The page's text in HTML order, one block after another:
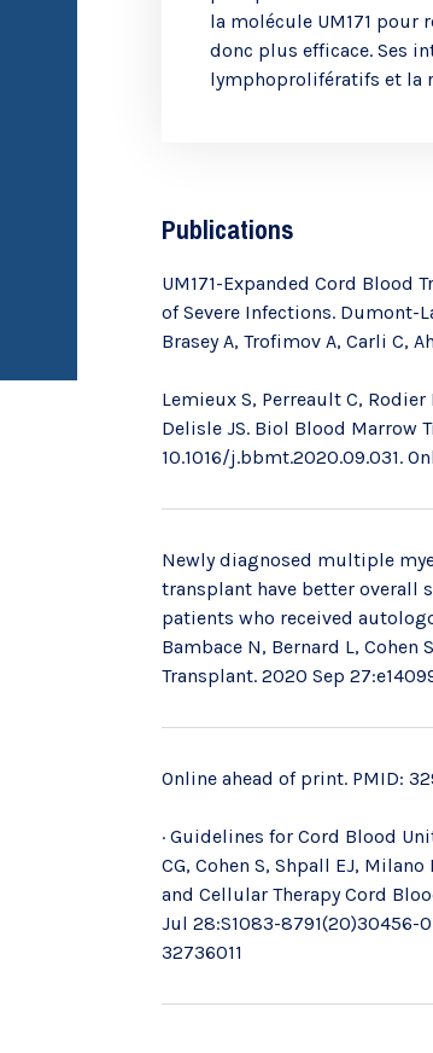
la molécule UM171 pour
donc plus efficace. Ses
lymphoprolifératifs et la
Publications
UM171-Expanded Cord Blood
of Severe Infections. Dumont-
Brasey A, Trofimov A, Carli C,
Lemieux S, Perreault C, Rodier
Delisle JS. Biol Blood Marrow
10.1016/j.bbmt.2020.09.031.
Newly diagnosed multiple
transplant have better overall
patients who received
Bambace N, Bernard L, Cohen
Transplant. 2020 Sep
Online ahead of print. PMID:
· Guidelines for Cord Blood
CG, Cohen S, Shpall EJ,
and Cellular Therapy Cord
Jul 28:S1083-8791(20)30456-
32736011